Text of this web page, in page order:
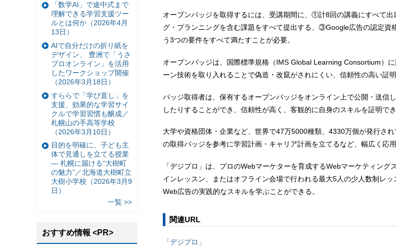
オープンバッジを取得するには、受講期間に、①計8回の講義にすべて
グ・プランニングを含む課題をすべて提出する、③Google広告の認定資
う3つの要件をすべて満たすことが必要。
オープンバッジは、国際標準規格（IMS Global Learning Consortium）
ーン技術を取り入れることで偽造・改竄がされにくい、信頼性の高い証明
バッジ取得者は、保有するオープンバッジをオンライン上で公開・送信
したりすることができ、信頼性が高く、客観的に自身のスキルを証明でき
大学や資格団体・企業など、世界で47万5000種類、4330万個が発行さ
の取得バッジを参考に学習計画・キャリア計画を立てるなど、幅広く応用
「デジプロ」は、プロのWebマーケターを育成するWebマーケティング
インレッスン、またはオフライン会場で行われる最大5人の少人数制レ
Web広告の実践的なスキルを学ぶことができる。
関連URL
「デジプロ」
「数学AI」で途中式まで
理解できる学習支援ツー
ルとは何か（2026年4月
13日）
AIで自分だけの折り紙を
デザイン、 豊洲で「うさ
プロオンライン」を活用
したワークショップ開催
（2026年3月18日）
すららで「学び直し」を
支援、効果的な学習サイ
クルで学習習慣も醸成／
札幌山の手高等学校
（2026年3月10日）
目的を明確に、子ども主
体で見通しを立てる授業
— 札幌に届ける“大樹町
の魅力”／北海道大樹町立
大樹小学校（2026年3月9
日）
一覧 >>
おすすめ情報 <PR>